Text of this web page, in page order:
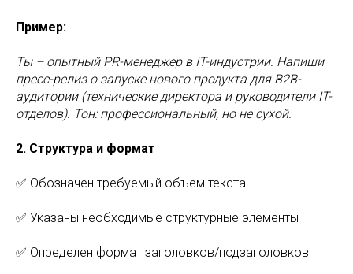
Пример:
Ты – опытный PR-менеджер в IT-индустрии. Напиши
пресс-релиз о запуске нового продукта для B2B-
аудитории (технические директора и руководители IT-
отделов). Тон: профессиональный, но не сухой.
2. Структура и формат
✅ Обозначен требуемый объем текста
✅ Указаны необходимые структурные элементы
✅ Определен формат заголовков/подзаголовков